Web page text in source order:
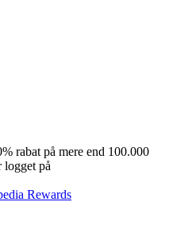
rabat på mere end 100.000
logget på
Rewards